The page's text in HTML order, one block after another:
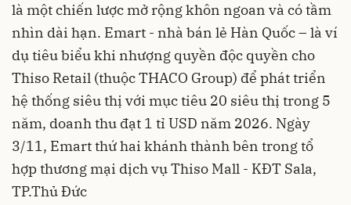
là một chiến lược mở rộng khôn ngoan và có tầm
nhìn dài hạn. Emart - nhà bán lẻ Hàn Quốc – là ví
dụ tiêu biểu khi nhượng quyền độc quyền cho
Thiso Retail (thuộc THACO Group) để phát triển
hệ thống siêu thị với mục tiêu 20 siêu thị trong 5
năm, doanh thu đạt 1 tỉ USD năm 2026. Ngày
3/11, Emart thứ hai khánh thành bên trong tổ
hợp thương mại dịch vụ Thiso Mall - KĐT Sala,
TP.Thủ Đức